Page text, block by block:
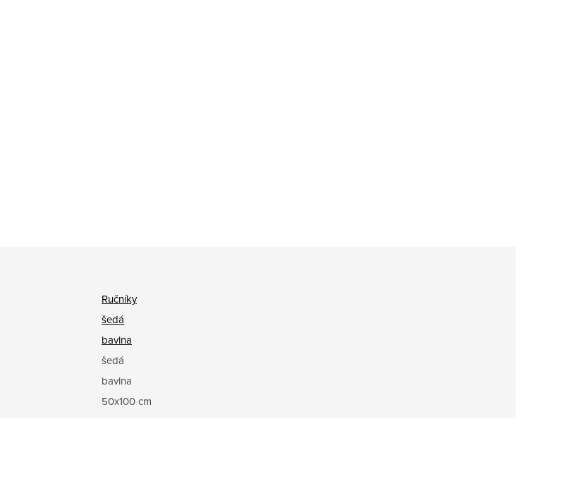
Ručníky
šedá
bavlna
šedá
bavlna
50x100 cm